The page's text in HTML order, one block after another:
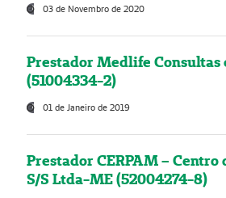
03 de Novembro de 2020
Prestador Medlife Consultas
(51004334-2)
01 de Janeiro de 2019
Prestador CERPAM – Centro
S/S Ltda-ME (52004274-8)